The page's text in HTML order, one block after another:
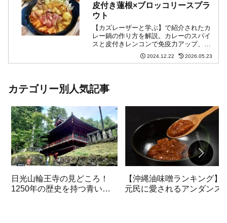
皮付き蓮根×ブロッコリースプラ
ウト
【カズレーザーと学ぶ】で紹介されたカ
レー鍋の作り方を解説。カレーのスパイ
スと皮付きレンコンで免疫力アップ、ブ
ロッコリースプラウトと鰹だしの相乗効
果で抗酸化作用が13倍に。シメには疲労
を高めるコツまで、科学的な根拠に基づ
いた健康的な鍋レシピをご紹介。
2024.12.22 2026.05.23
カテゴリー別人気記事
日光山輪王寺の見どころ！
1250年の歴史を持つ青い開
【沖縄油味噌ランキング】
元民に愛されるアンダンス